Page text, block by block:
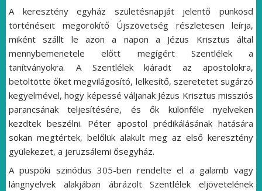
A keresztény egyház születésnapját jelentő pünkösd
történéseit megörökítő Újszövetség részletesen leírja,
miként szállt le azon a napon a Jézus Krisztus által
mennybemenetele előtt megígért Szentlélek a
tanítványokra. A Szentlélek kiáradt az apostolokra,
betöltötte őket megvilágosító, lelkesítő, szeretetet sugárzó
kegyelmével, hogy képessé váljanak Jézus Krisztus missziós
parancsának teljesítésére, és ők különféle nyelveken
kezdtek beszélni. Péter apostol prédikálásának hatására
sokan megtértek, belőlük alakult meg az első keresztény
gyülekezet, a jeruzsálemi ősegyház.
A püspöki szinódus 305-ben rendelte el a galamb vagy
lángnyelvek alakjában ábrázolt Szentlélek eljövetelének